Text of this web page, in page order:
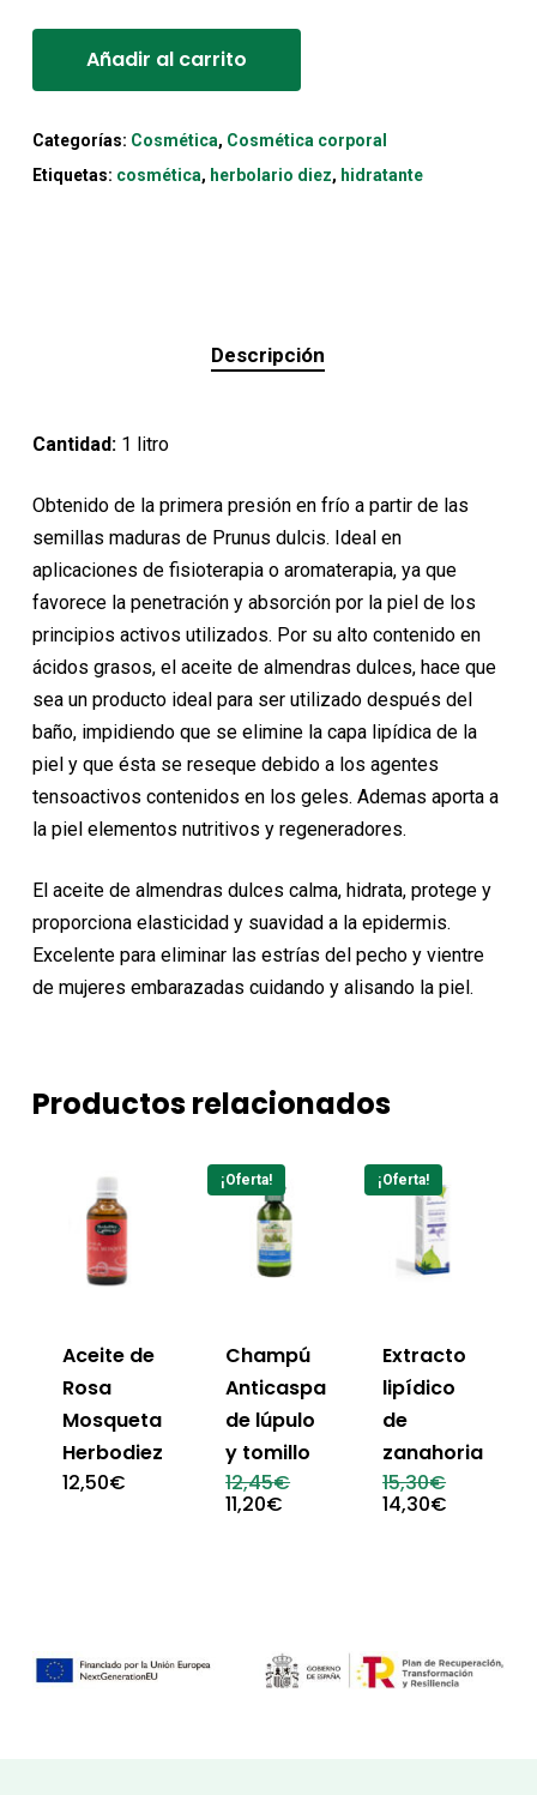
Añadir al carrito
Categorías: Cosmética, Cosmética corporal
Etiquetas: cosmética, herbolario diez, hidratante
Descripción
Cantidad:1 litro
Obtenido de la primera presión en frío a partir de las
semillas maduras de Prunus dulcis. Ideal en
aplicaciones de fisioterapia o aromaterapia, ya que
favorece la penetración y absorción por la piel de los
principios activos utilizados. Por su alto contenido en
ácidos grasos, el aceite de almendras dulces, hace que
sea un producto ideal para ser utilizado después del
baño, impidiendo que se elimine la capa lipídica de la
piel y que ésta se reseque debido a los agentes
tensoactivos contenidos en los geles. Ademas aporta a
la piel elementos nutritivos y regeneradores.
El aceite de almendras dulces calma, hidrata, protege y
proporciona elasticidad y suavidad a la epidermis.
Excelente para eliminar las estrías del pecho y vientre
de mujeres embarazadas cuidando y alisando la piel.
Productos relacionados
Aceite de
Rosa
Mosqueta
Herbodiez
12,50€
¡Oferta!
Champú
Anticaspa
de lúpulo
y tomillo
12,45€El
11,20€
¡Oferta!
Extracto
lipídico
de
zanahoria
15,30€El
precio
14,30€